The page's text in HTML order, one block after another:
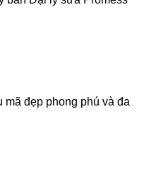
đẹp phong phú và đa